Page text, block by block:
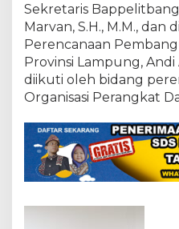
Sekretaris
Marvan, S.H., M.M., dan
Perencanaan
Provinsi Lampung, Andi
diikuti oleh bidang
Organisasi Perangkat